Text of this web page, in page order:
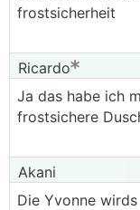
frostsicherheit
Ricardo
Ja das habe ich
frostsichere
Akani
Die Yvonne